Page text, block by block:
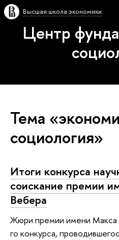
Высшая школа экономики
Центр
Тема
социология»
Итоги конкурса
соискание премии
Вебера
Жюри премии имени Макса
го конкурса,